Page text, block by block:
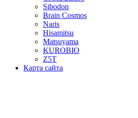
Sibodon
Brain Cosmos
Naris
Hisamitsu
Matsuyama
KUROBIO
Z5T
Карта сайта